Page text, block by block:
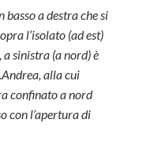
a destra che si
l’isolato (ad est)
a sinistra (a nord) è
alla cui
confinato a nord
con l’apertura di